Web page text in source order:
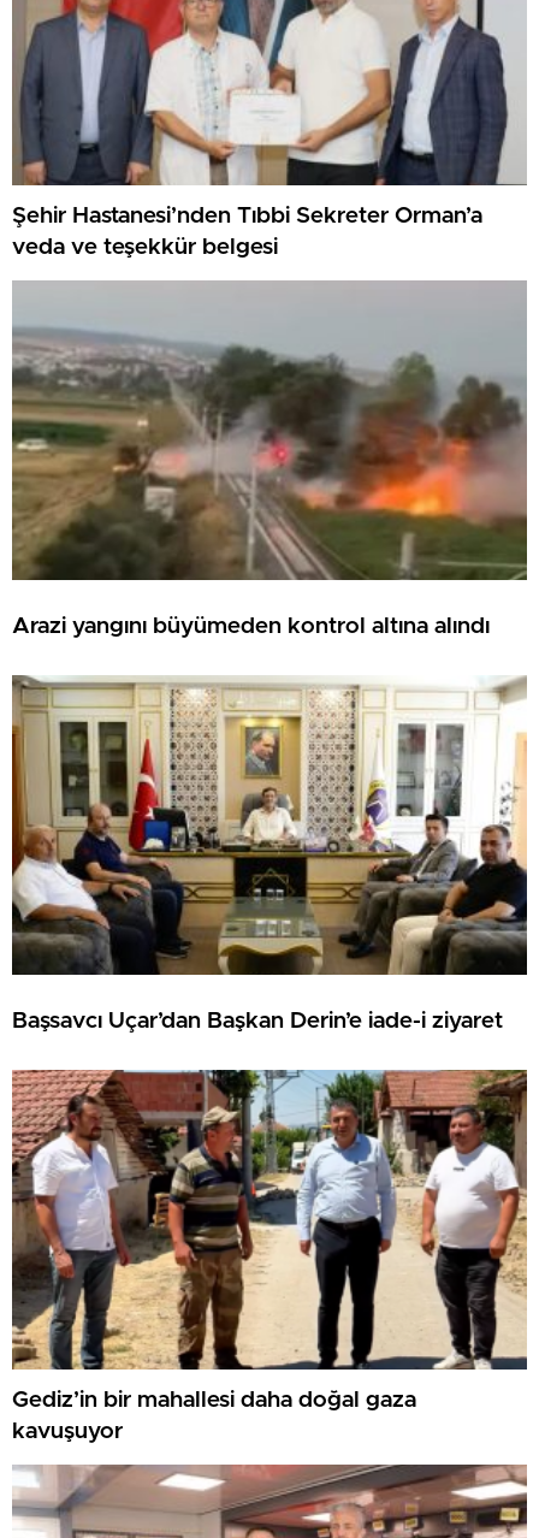
Şehir Hastanesi’nden Tıbbi Sekreter Orman’a
veda ve teşekkür belgesi
Arazi yangını büyümeden kontrol altına alındı
Başsavcı Uçar’dan Başkan Derin’e iade-i ziyaret
Gediz’in bir mahallesi daha doğal gaza
kavuşuyor